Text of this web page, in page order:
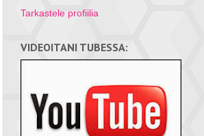
Tarkastele profiilia
VIDEOITANI TUBESSA: